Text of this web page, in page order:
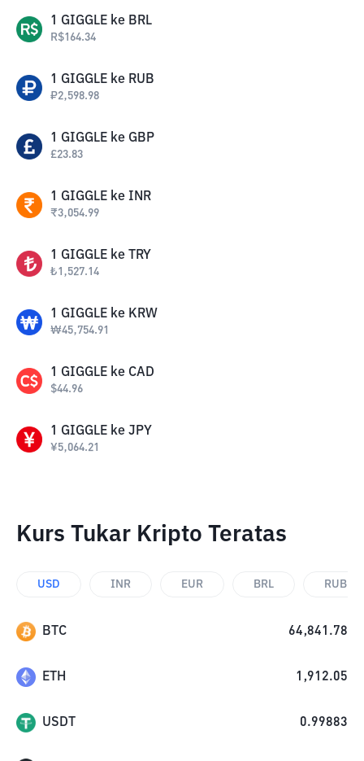
1 GIGGLE ke BRL
R$164.34
1 GIGGLE ke RUB
₽2,598.98
1 GIGGLE ke GBP
£23.83
1 GIGGLE ke INR
₹3,054.99
1 GIGGLE ke TRY
₺1,527.14
1 GIGGLE ke KRW
₩45,754.91
1 GIGGLE ke CAD
$44.96
1 GIGGLE ke JPY
¥5,064.21
Kurs Tukar Kripto Teratas
USD INR EUR BRL RUB
BTC 64,841.78
ETH 1,912.05
USDT 0.99883